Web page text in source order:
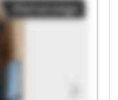
GmbH
GmbH
GmbH
GmbH
Kleinanzeige